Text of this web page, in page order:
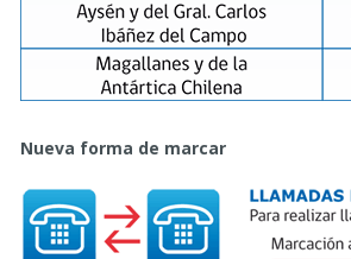
Nueva forma de marcar